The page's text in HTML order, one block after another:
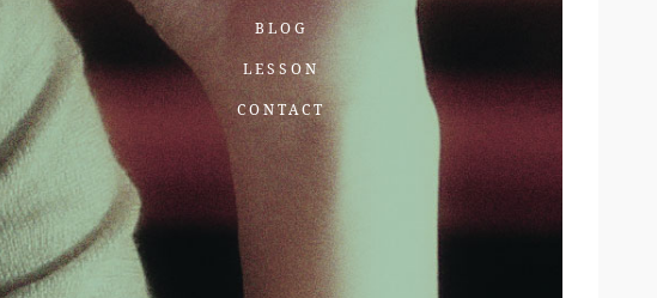
BLOG
LESSON
CONTACT